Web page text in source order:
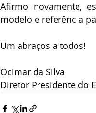
Afirmo novamente,
modelo e referência
Um abraços a todos!
Ocimar da Silva
Diretor Presidente do